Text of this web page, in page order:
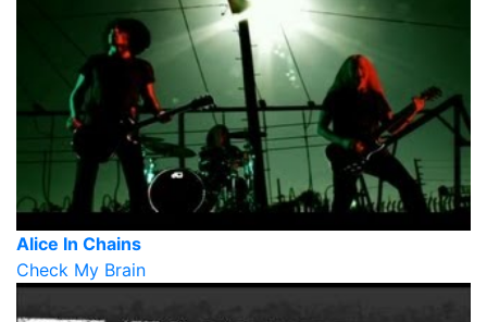
Alice In Chains
Check My Brain